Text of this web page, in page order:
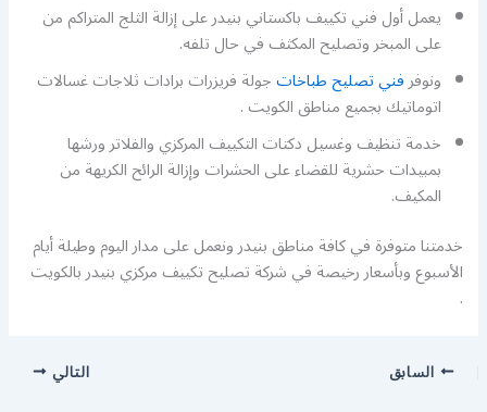
يعمل أول فني تكييف باكستاني بنيدر على إزالة الثلج المتراكم من
على المبخر وتصليح المكثف في حال تلفه.
ونوفرفني تصليح طباخاتجولة فريزرات برادات ثلاجات غسالات
اتوماتيك بجميع مناطق الكويت .
خدمة تنظيف وغسيل دكتات التكييف المركزي والفلاتر ورشها
بمبيدات حشرية للقضاء على الحشرات وإزالة الرائح الكريهة من
المكيف.
خدمتنا متوفرة في كافة مناطق بنيدر ونعمل على مدار اليوم وطيلة أيام
الأسبوع وبأسعار رخيصة في شركة تصليح تكييف مركزي بنيدر بالكويت
.
السابق التالي